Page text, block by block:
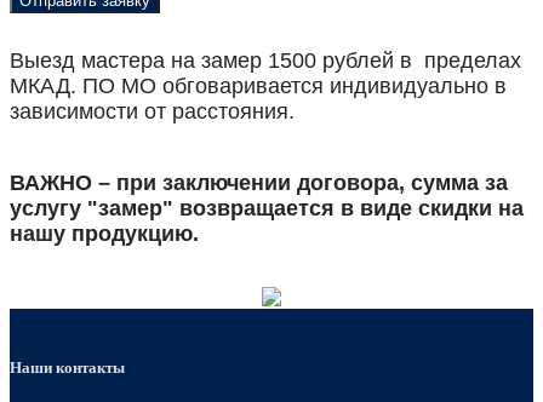
Выезд мастера на замер 1500 рублей в пределах
МКАД. ПО МО обговаривается индивидуально в
зависимости от расстояния.
ВАЖНО – при заключении договора, сумма за
услугу "замер" возвращается в виде скидки на
нашу продукцию.
Наши контакты